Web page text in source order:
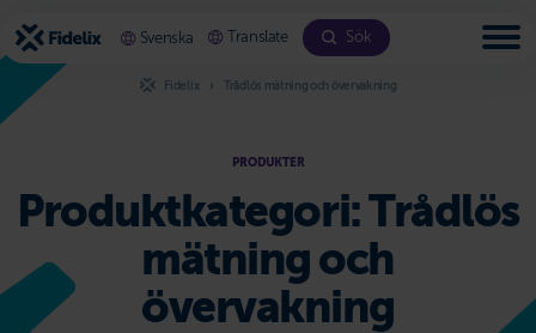
innehållet
Svenska Translate Sök
Fidelix Trådlös mätning och övervakning
PRODUKTER
Produktkategori:Trådlös
mätning och
övervakning